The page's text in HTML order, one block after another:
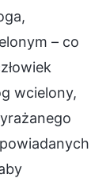
– co
wcielony,